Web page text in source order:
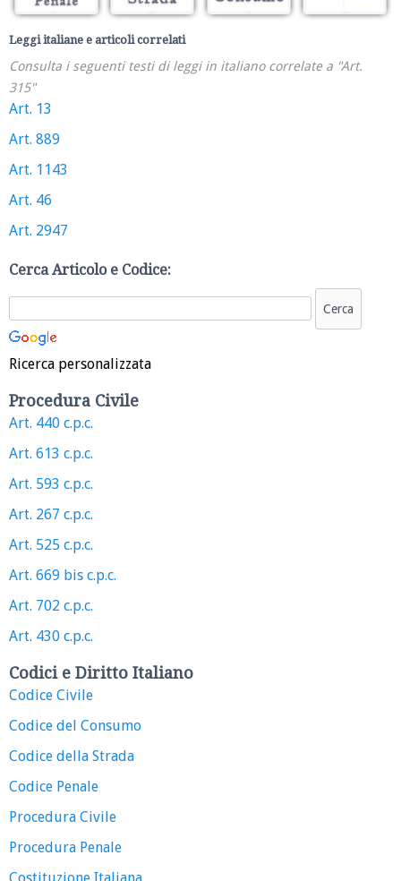
Leggi italiane e articoli correlati
Consulta i seguenti testi di leggi in italiano correlate a "Art.
315"
Art. 13
Art. 889
Art. 1143
Art. 46
Art. 2947
Cerca Articolo e Codice:
Ricerca personalizzata
Procedura Civile
Art. 440 c.p.c.
Art. 613 c.p.c.
Art. 593 c.p.c.
Art. 267 c.p.c.
Art. 525 c.p.c.
Art. 669 bis c.p.c.
Art. 702 c.p.c.
Art. 430 c.p.c.
Codici e Diritto Italiano
Codice Civile
Codice del Consumo
Codice della Strada
Codice Penale
Procedura Civile
Procedura Penale